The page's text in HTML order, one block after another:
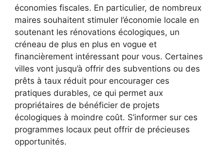
économies fiscales. En particulier, de nombreux
maires souhaitent stimuler l’économie locale en
soutenant les rénovations écologiques, un
créneau de plus en plus en vogue et
financièrement intéressant pour vous. Certaines
villes vont jusqu’à offrir des subventions ou des
prêts à taux réduit pour encourager ces
pratiques durables, ce qui permet aux
propriétaires de bénéficier de projets
écologiques à moindre coût. S’informer sur ces
programmes locaux peut offrir de précieuses
opportunités.